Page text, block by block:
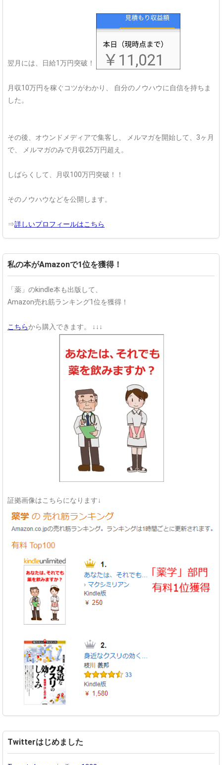
翌月には、日給1万円突破！
月収10万円を稼ぐコツがわかり、
自分のノウハウに自信を持ちま
した。
その後、オウンドメディアで集客し、
メルマガを開始して、3ヶ月
で、
メルマガのみで月収25万円超え。
しばらくして、月収100万円突破！！
そのノウハウなどを公開します。
⇒詳しいプロフィールはこちら
私の本がAmazonで1位を獲得！
「薬」のkindle本も出版して、
Amazon売れ筋ランキング1位を獲得！
こちらから購入できます。 ↓↓↓
証拠画像はこちらになります↓
Twitterはじめました